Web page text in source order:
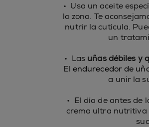
• Usa un aceite
la zona. Te
nutrir la cutícula.
un
• Las uñas débiles y
El endurecedor de
a unir la
• El día de antes de
crema ultra nutritiva